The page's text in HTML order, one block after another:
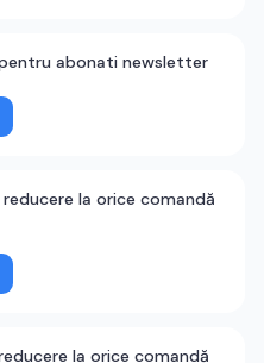
abonati newsletter
la orice comandă
la orice comandă